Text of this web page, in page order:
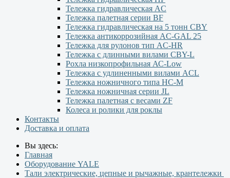
Тележка гидравлическая AC
Тележка палетная серии ВF
Тележка гидравлическая на 5 тонн CBY
Тележка антикоррозийная AC-GAL 25
Тележка для рулонов тип AC-HR
Тележка с длинными вилами CBY-L
Рохла низкопрофильная АС-Low
Тележка с удлиненными вилами АCL
Тележка ножничного типа HC-M
Тележка ножничная серии JL
Тележка палетная с весами ZF
Колеса и ролики для роклы
Контакты
Доставка и оплата
Вы здесь:
Главная
Оборудование YALE
Тали электрические, цепные и рычажные, крантележки